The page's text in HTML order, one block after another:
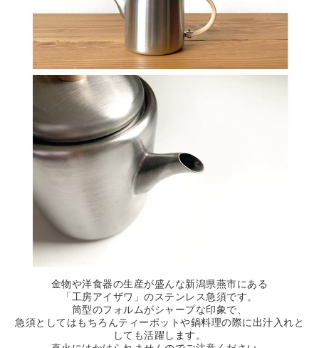
金物や洋食器の生産が盛んな新潟県燕市にある
「工房アイザワ」のステンレス急須です。
筒型のフォルムがシャープな印象で、
急須としてはもちろんティーポットや鍋料理の際に出汁入れと
しても活躍します。